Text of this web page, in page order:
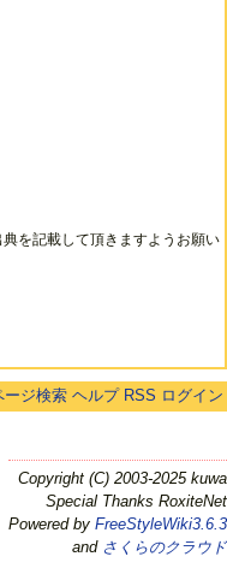
を記載して頂きますようお願い
ージ検索 ヘルプ RSS ログイン
Copyright (C) 2003-2025 kuwa
Special Thanks RoxiteNet
Powered by FreeStyleWiki3.6.3
and さくらのクラウド